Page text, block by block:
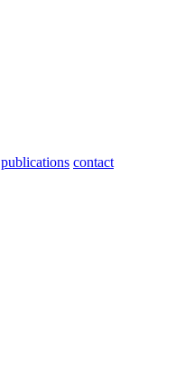
publications contact